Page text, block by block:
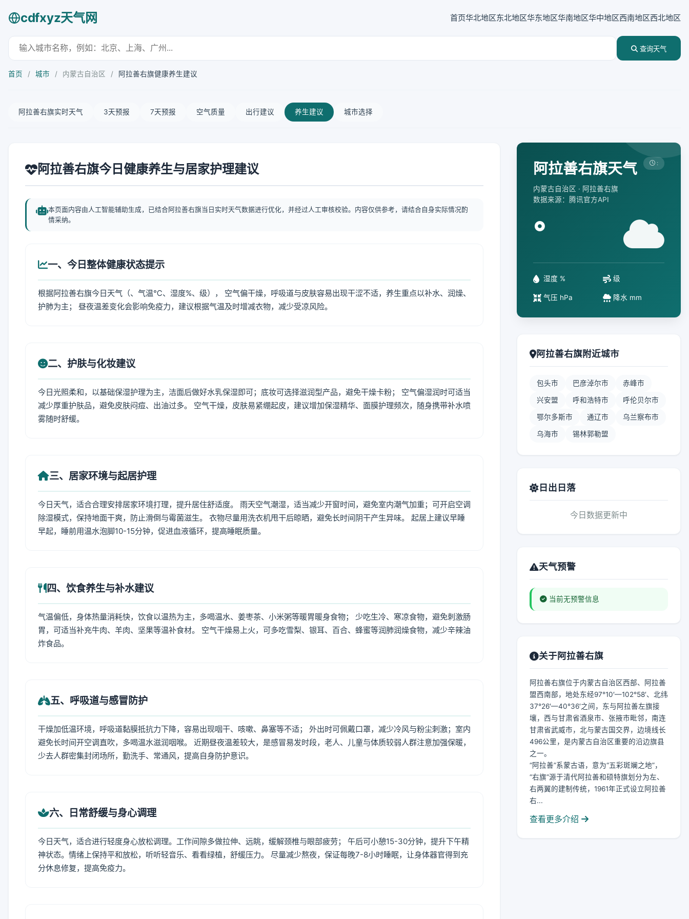
cdfxyz天气网 首页华北地区东北地区华东地区华南地区华中地区西南地区西北地区
查询天气
首页 / 城市 / 内蒙古自治区 / 阿拉善右旗健康养生建议
阿拉善右旗实时天气 3天预报 7天预报 空气质量 出行建议 养生建议 城市选择
阿拉善右旗今日健康养生与居家护理建议
本页面内容由人工智能辅助生成，已结合阿拉善右旗当日实时天气数据进行优化，并经过人工审核校验。内容仅供参考，请结合自身实际情况酌
情采纳。
一、今日整体健康状态提示
根据阿拉善右旗今日天气（、气温℃、湿度%、级）， 空气偏干燥，呼吸道与皮肤容易出现干涩不适，养生重点以补水、润燥、
护肺为主； 昼夜温差变化会影响免疫力，建议根据气温及时增减衣物，减少受凉风险。
二、护肤与化妆建议
今日光照柔和，以基础保湿护理为主，洁面后做好水乳保湿即可；底妆可选择滋润型产品，避免干燥卡粉； 空气偏湿润时可适当
减少厚重护肤品，避免皮肤闷痘、出油过多。 空气干燥，皮肤易紧绷起皮，建议增加保湿精华、面膜护理频次，随身携带补水喷
雾随时舒缓。
三、居家环境与起居护理
今日天气，适合合理安排居家环境打理，提升居住舒适度。 雨天空气潮湿，适当减少开窗时间，避免室内潮气加重；可开启空调
除湿模式，保持地面干爽，防止滑倒与霉菌滋生。 衣物尽量用洗衣机甩干后晾晒，避免长时间阴干产生异味。 起居上建议早睡
早起，睡前用温水泡脚10-15分钟，促进血液循环，提高睡眠质量。
四、饮食养生与补水建议
气温偏低，身体热量消耗快，饮食以温热为主，多喝温水、姜枣茶、小米粥等暖胃暖身食物； 少吃生冷、寒凉食物，避免刺激肠
胃，可适当补充牛肉、羊肉、坚果等温补食材。 空气干燥易上火，可多吃雪梨、银耳、百合、蜂蜜等润肺润燥食物，减少辛辣油
炸食品。
五、呼吸道与感冒防护
干燥加低温环境，呼吸道黏膜抵抗力下降，容易出现咽干、咳嗽、鼻塞等不适； 外出时可佩戴口罩，减少冷风与粉尘刺激；室内
避免长时间开空调直吹，多喝温水滋润咽喉。 近期昼夜温差较大，是感冒易发时段，老人、儿童与体质较弱人群注意加强保暖，
少去人群密集封闭场所，勤洗手、常通风，提高自身防护意识。
六、日常舒缓与身心调理
今日天气，适合进行轻度身心放松调理。工作间隙多做拉伸、远眺，缓解颈椎与眼部疲劳； 午后可小憩15-30分钟，提升下午精
神状态。情绪上保持平和放松，听听轻音乐、看看绿植，舒缓压力。 尽量减少熬夜，保证每晚7-8小时睡眠，让身体器官得到充
分休息修复，提高免疫力。
阿拉善右旗天气
内蒙古自治区 · 阿拉善右旗
数据来源：腾讯官方API
:
°
湿度 % 级
气压 hPa 降水 mm
阿拉善右旗附近城市
包头市 巴彦淖尔市 赤峰市
兴安盟 呼和浩特市 呼伦贝尔市
鄂尔多斯市 通辽市 乌兰察布市
乌海市 锡林郭勒盟
日出日落
今日数据更新中
天气预警
当前无预警信息
关于阿拉善右旗
阿拉善右旗位于内蒙古自治区西部、阿拉善
盟西南部，地处东经97°10′—102°58′、北纬
37°26′—40°36′之间，东与阿拉善左旗接
壤，西与甘肃省酒泉市、张掖市毗邻，南连
甘肃省武威市，北与蒙古国交界，边境线长
496公里，是内蒙古自治区重要的沿边旗县
之一。
“阿拉善”系蒙古语，意为“五彩斑斓之地”，
“右旗”源于清代阿拉善和硕特旗划分为左、
右两翼的建制传统，1961年正式设立阿拉善
右...
查看更多介绍